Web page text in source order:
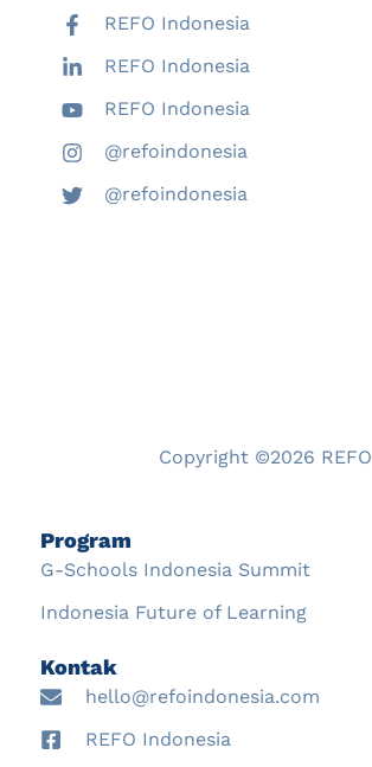
REFO Indonesia
REFO Indonesia
REFO Indonesia
@refoindonesia
@refoindonesia
Copyright ©2026 REFO
Program
G-Schools Indonesia Summit
Indonesia Future of Learning
Kontak
hello@refoindonesia.com
REFO Indonesia